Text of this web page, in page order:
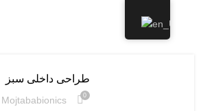
طراحی داخلی سبز
Mojtababionics 0